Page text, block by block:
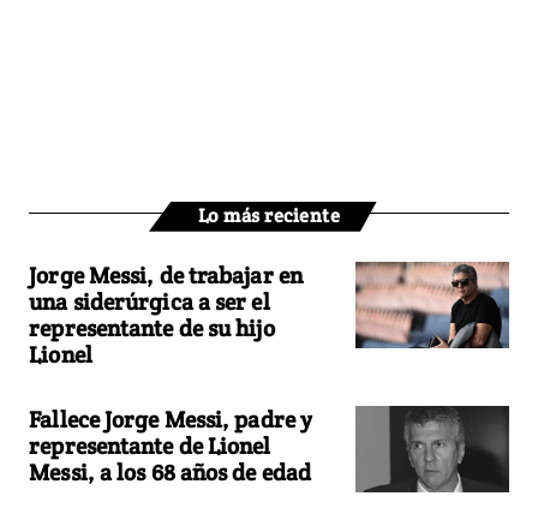
Lo más reciente
Jorge Messi, de trabajar en
una siderúrgica a ser el
representante de su hijo
Lionel
Fallece Jorge Messi, padre y
representante de Lionel
Messi, a los 68 años de edad